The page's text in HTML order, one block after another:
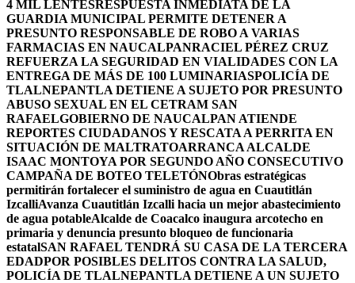
4 MIL LENTESRESPUESTA INMEDIATA DE LA
GUARDIA MUNICIPAL PERMITE DETENER A
PRESUNTO RESPONSABLE DE ROBO A VARIAS
FARMACIAS EN NAUCALPANRACIEL PÉREZ CRUZ
REFUERZA LA SEGURIDAD EN VIALIDADES CON LA
ENTREGA DE MÁS DE 100 LUMINARIASPOLICÍA DE
TLALNEPANTLA DETIENE A SUJETO POR PRESUNTO
ABUSO SEXUAL EN EL CETRAM SAN
RAFAELGOBIERNO DE NAUCALPAN ATIENDE
REPORTES CIUDADANOS Y RESCATA A PERRITA EN
SITUACIÓN DE MALTRATOARRANCA ALCALDE
ISAAC MONTOYA POR SEGUNDO AÑO CONSECUTIVO
CAMPAÑA DE BOTEO TELETÓNObras estratégicas
permitirán fortalecer el suministro de agua en Cuautitlán
IzcalliAvanza Cuautitlán Izcalli hacia un mejor abastecimiento
de agua potableAlcalde de Coacalco inaugura arcotecho en
primaria y denuncia presunto bloqueo de funcionaria
estatalSAN RAFAEL TENDRÁ SU CASA DE LA TERCERA
EDADPOR POSIBLES DELITOS CONTRA LA SALUD,
POLICÍA DE TLALNEPANTLA DETIENE A UN SUJETO